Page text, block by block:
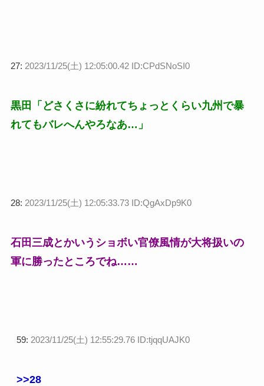
27: 2023/11/25(土) 12:05:00.42 ID:CPdSNoSI0
黒田「どさくさに紛れてちょっとくらい九州で暴
れてもバレへんやろなあ…」
28: 2023/11/25(土) 12:05:33.73 ID:QgAxDp9K0
石田三成とかいうショボい官僚風情が大将扱いの
軍に勝ったところでね……
59: 2023/11/25(土) 12:55:29.76 ID:tjqqUAJK0
>>28